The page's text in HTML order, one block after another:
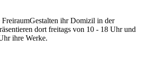
ihr Domizil in der
dort freitags von 10 - 18 Uhr und
ihre Werke.